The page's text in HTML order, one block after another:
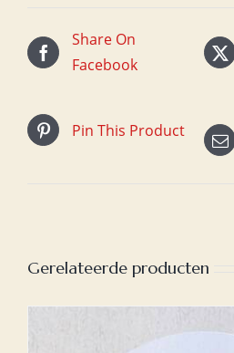
Share On
Facebook
Pin This Product
Gerelateerde producten